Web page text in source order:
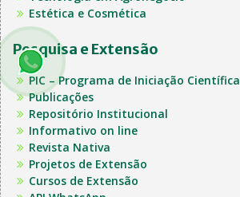
Estética e Cosmética
Pesquisa e Extensão
PIC – Programa de Iniciação Científica
Publicações
Repositório Institucional
Informativo on line
Revista Nativa
Projetos de Extensão
Cursos de Extensão